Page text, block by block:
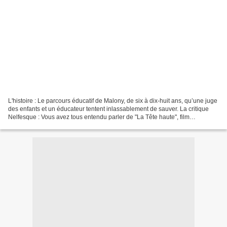
L'histoire : Le parcours éducatif de Malony, de six à dix-huit ans, qu’une juge
des enfants et un éducateur tentent inlassablement de sauver. La critique
Nelfesque : Vous avez tous entendu parler de "La Tête haute", film